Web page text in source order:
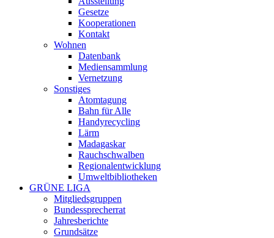
Gesetze
Kooperationen
Kontakt
Wohnen
Datenbank
Mediensammlung
Vernetzung
Sonstiges
Atomtagung
Bahn für Alle
Handyrecycling
Lärm
Madagaskar
Rauchschwalben
Regionalentwicklung
Umweltbibliotheken
GRÜNE LIGA
Mitgliedsgruppen
Bundessprecherrat
Jahresberichte
Grundsätze